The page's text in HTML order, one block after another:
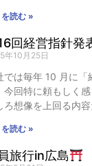
読む »
回経営指針発
年10月25日
では毎年 10 月に「
今回特に頼もしく
ろ想像を上回る内
読む »
旅行in広島